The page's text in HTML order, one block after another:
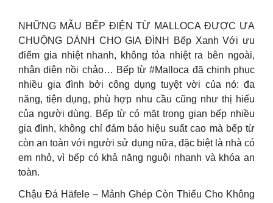
NHỮNG MẪU BẾP ĐIỆN TỪ MALLOCA ĐƯỢC ƯA
CHUỘNG DÀNH CHO GIA ĐÌNH Bếp Xanh Với ưu
điểm gia nhiệt nhanh, không tỏa nhiệt ra bên ngoài,
nhận diện nồi chảo… Bếp từ #Malloca đã chinh phục
nhiều gia đình bởi công dụng tuyệt vời của nó: đa
năng, tiện dụng, phù hợp nhu cầu cũng như thị hiếu
của người dùng. Bếp từ có mặt trong gian bếp nhiều
gia đình, không chỉ đảm bảo hiệu suất cao mà bếp từ
còn an toàn với người sử dụng nữa, đặc biệt là nhà có
em nhỏ, vì bếp có khả năng nguội nhanh và khóa an
toàn.
Chậu Đá Häfele – Mảnh Ghép Còn Thiếu Cho Không